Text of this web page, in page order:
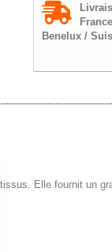
Benelux /
Elle fournit un